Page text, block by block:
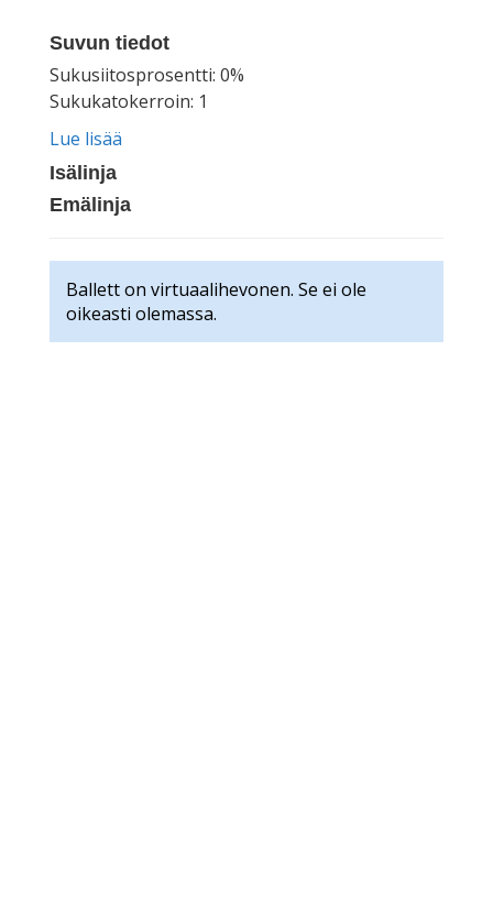
Suvun tiedot
Sukusiitosprosentti: 0%
Sukukatokerroin: 1
Lue lisää
Isälinja
Emälinja
Ballett on virtuaalihevonen. Se ei ole
oikeasti olemassa.